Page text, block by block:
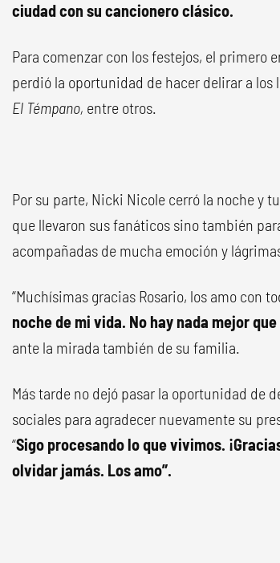
ciudad con su cancionero clásico.
Para comenzar con los festejos, el primero
perdió la oportunidad de hacer delirar a
El Témpano, entre otros.
Por su parte, Nicki Nicole cerró la noche y
que llevaron sus fanáticos sino también
acompañadas de mucha emoción y
“Muchísimas gracias Rosario, los amo con
noche de mi vida. No hay nada mejor
ante la mirada también de su familia.
Más tarde no dejó pasar la oportunidad de
sociales para agradecer nuevamente su
“Sigo procesando lo que vivimos.
olvidar jamás. Los amo”.